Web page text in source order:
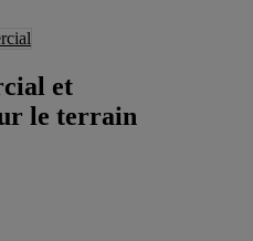
et
le terrain